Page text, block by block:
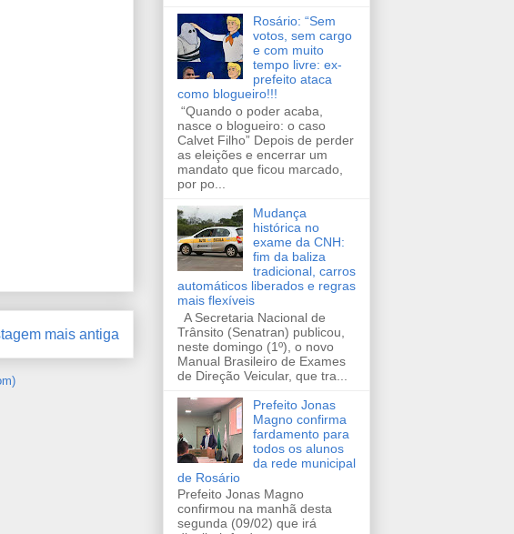
mais antiga
Rosário: “Sem
votos, sem cargo
e com muito
tempo livre: ex-
prefeito ataca
como blogueiro!!!
“Quando o poder acaba,
nasce o blogueiro: o caso
Calvet Filho” Depois de perder
as eleições e encerrar um
mandato que ficou marcado,
por po...
Mudança
histórica no
exame da CNH:
fim da baliza
tradicional, carros
automáticos liberados e regras
mais flexíveis
A Secretaria Nacional de
Trânsito (Senatran) publicou,
neste domingo (1º), o novo
Manual Brasileiro de Exames
de Direção Veicular, que tra...
Prefeito Jonas
Magno confirma
fardamento para
todos os alunos
da rede municipal
de Rosário
Prefeito Jonas Magno
confirmou na manhã desta
segunda (09/02) que irá